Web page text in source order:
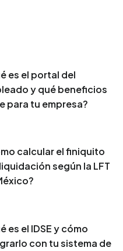
es el portal del
y qué beneficios
para tu empresa?
calcular el finiquito
según la LFT
es el IDSE y cómo
con tu sistema de